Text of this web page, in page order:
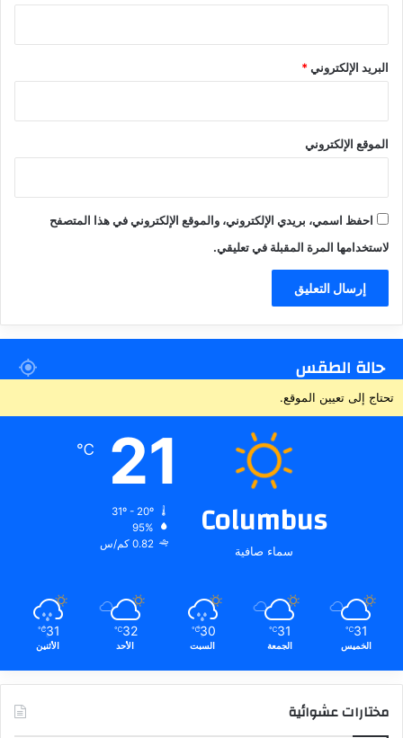
البريد الإلكتروني*
الموقع الإلكتروني
احفظ اسمي، بريدي الإلكتروني، والموقع الإلكتروني في هذا المتصفح
لاستخدامها المرة المقبلة في تعليقي.
حالة الطقس
تحتاج إلى تعيين الموقع.
Columbus
سماء صافية
21
℃
95%
0.82 كم/س
31
℃
الخميس
31
℃
الجمعة
30
℃
السبت
32
℃
الأحد
31
℃
الأثنين
مختارات عشوائية